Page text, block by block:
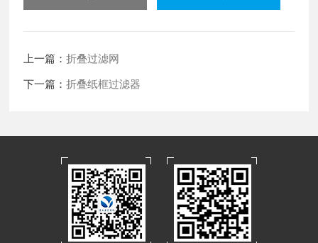
上一篇：折叠过滤网
下一篇：折叠纸框过滤器